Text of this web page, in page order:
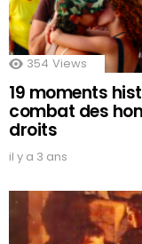
354 Views
19 moments
combat des
droits
il y a 3 ans